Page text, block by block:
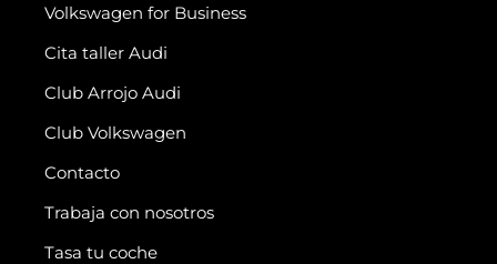
Volkswagen for Business
Cita taller Audi
Club Arrojo Audi
Club Volkswagen
Contacto
Trabaja con nosotros
Tasa tu coche